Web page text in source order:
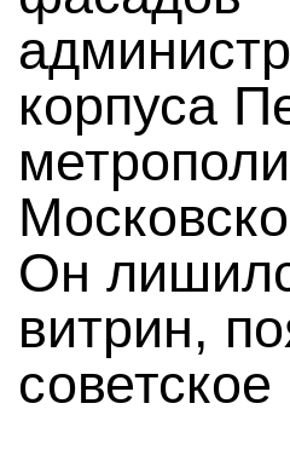
корпуса
Он
витрин,